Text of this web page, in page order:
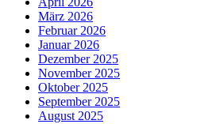
März 2026
Februar 2026
Januar 2026
Dezember 2025
November 2025
Oktober 2025
September 2025
August 2025